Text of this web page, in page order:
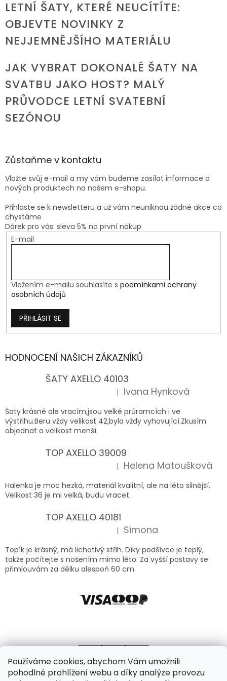
Používáme cookies, abychom Vám umožnili
pohodlné prohlížení webu a díky analýze provozu
LETNÍ ŠATY, KTERÉ NEUCÍTÍTE:
OBJEVTE NOVINKY Z
NEJJEMNĚJŠÍHO MATERIÁLU
JAK VYBRAT DOKONALÉ ŠATY NA
SVATBU JAKO HOST? MALÝ
PRŮVODCE LETNÍ SVATEBNÍ
SEZÓNOU
Zůstaňme v kontaktu
Vložte svůj e-mail a my vám budeme zasílat informace o
nových produktech na našem e-shopu.
Přihlaste se k newsletteru a už vám neuniknou žádné akce co
chystáme
Dárek pro vás: sleva 5% na první nákup
E-mail
Vložením e-mailu souhlasíte s podmínkami ochrany
osobních údajů
PŘIHLÁSIT SE
HODNOCENÍ NAŠICH ZÁKAZNÍKŮ
ŠATY AXELLO 40103
Hodnocení produktu je 5 z 5 hvězdiček.
| Ivana Hynková
Šaty krásné ale vracím,jsou velké průramcích i ve
výstřihu.Beru vždy velikost 42,byla vždy vyhovující.Zkusím
objednat o velikost menší.
TOP AXELLO 39009
Hodnocení produktu je 5 z 5 hvězdiček.
| Helena Matoušková
Halenka je moc hezká, materiál kvalitní, ale na léto silnější.
Velikost 36 je mi velká, budu vracet.
TOP AXELLO 40181
Hodnocení produktu je 5 z 5 hvězdiček.
| Simona
Topík je krásný, má lichotivý střih. Díky podšívce je teplý,
takže počítejte s nošením mimo léto. Za vyšší postavy se
přimlouvám za délku alespoň 60 cm.